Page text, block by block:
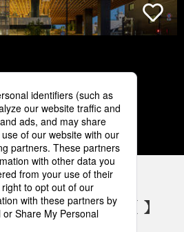
3 4 5
気設備 SNSアカウント